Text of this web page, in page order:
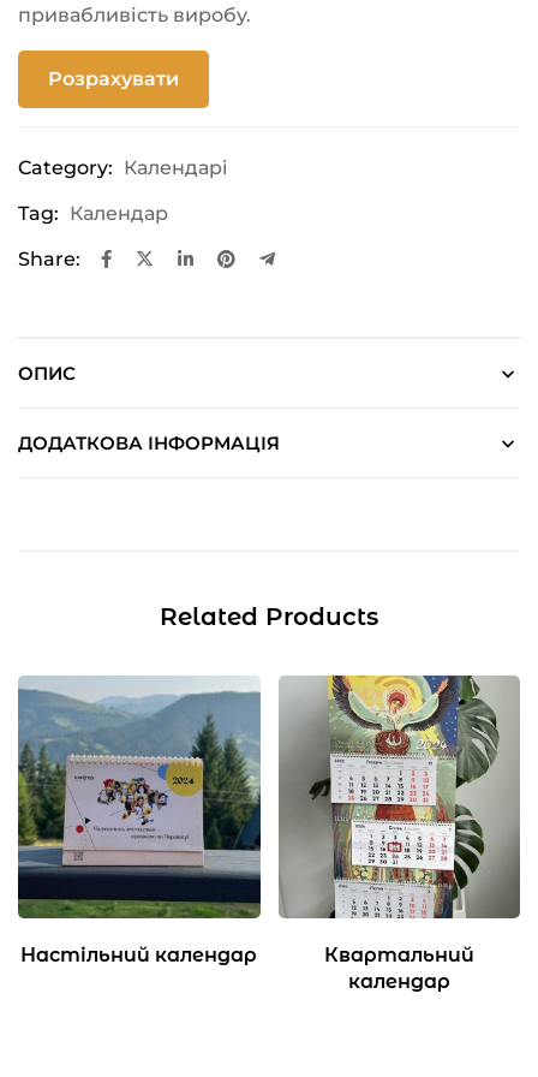
привабливість виробу.
Розрахувати
Category: Календарі
Tag: Календар
Share:
ОПИС
ДОДАТКОВА ІНФОРМАЦІЯ
Related Products
Настільний календар
Квартальний
календар